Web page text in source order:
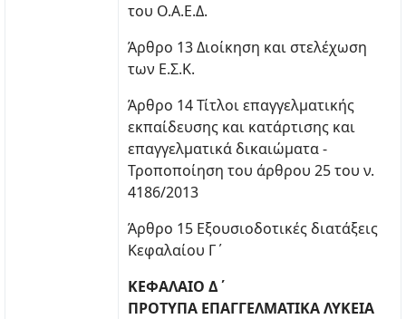
του Ο.Α.Ε.Δ.
Άρθρο 13 Διοίκηση και στελέχωση
των Ε.Σ.Κ.
Άρθρο 14 Τίτλοι επαγγελματικής
εκπαίδευσης και κατάρτισης και
επαγγελματικά δικαιώματα -
Τροποποίηση του άρθρου 25 του ν.
4186/2013
Άρθρο 15 Εξουσιοδοτικές διατάξεις
Κεφαλαίου Γ΄
ΚΕΦΑΛΑΙΟ Δ΄
ΠΡΟΤΥΠΑ ΕΠΑΓΓΕΛΜΑΤΙΚΑ ΛΥΚΕΙΑ